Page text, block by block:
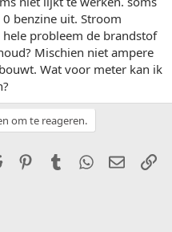
benzine uit. Stroom
probleem de brandstof
Mischien niet ampere
Wat voor meter kan ik
om te reageren.
Reddit PinterestTumblr WhatsApp
E-mail